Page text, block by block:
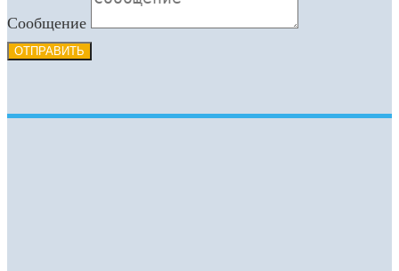
Сообщение
ОТПРАВИТЬ